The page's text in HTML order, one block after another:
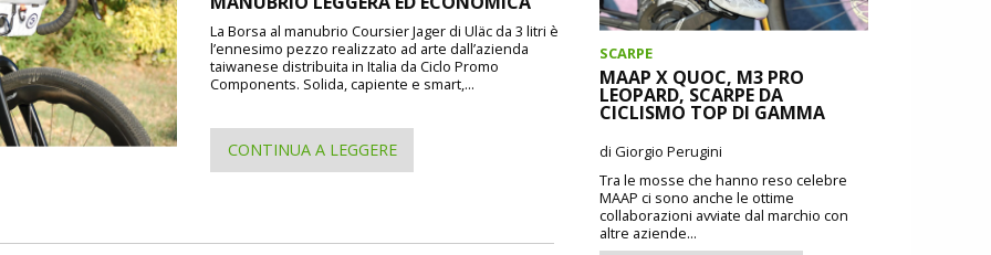
La Borsa al manubrio Coursier Jager di Uläc da 3 litri è
l’ennesimo pezzo realizzato ad arte dall’azienda
taiwanese distribuita in Italia da Ciclo Promo
Components. Solida, capiente e smart,...
CONTINUA A LEGGERE
SCARPE
MAAP X QUOC, M3 PRO
LEOPARD, SCARPE DA
CICLISMO TOP DI GAMMA
di Giorgio Perugini
Tra le mosse che hanno reso celebre
MAAP ci sono anche le ottime
collaborazioni avviate dal marchio con
altre aziende...